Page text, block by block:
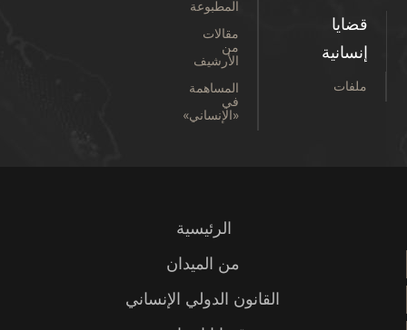
قضايا
إنسانية
ملفات
المطبوعة
مقالات
من
الأرشيف
المساهمة
في
«الإنساني»
الرئيسية
من الميدان
القانون الدولي الإنساني